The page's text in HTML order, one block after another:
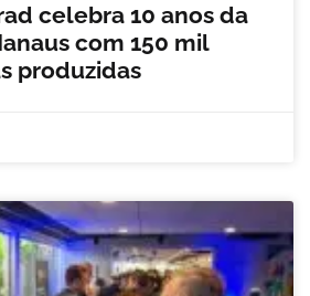
celebra 10 anos da
com 150 mil
produzidas